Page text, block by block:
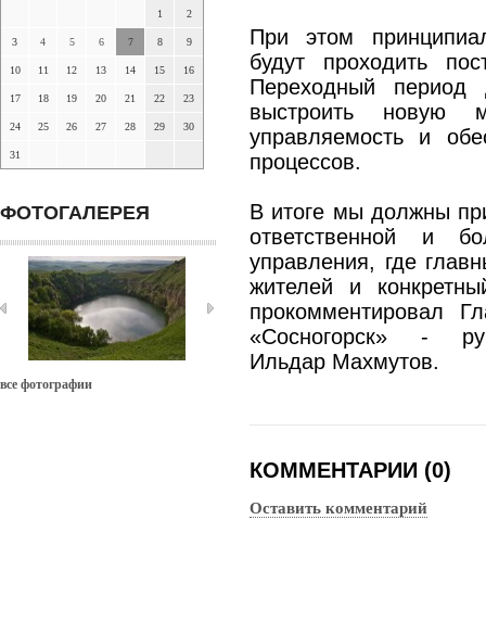
1 2
3 4 5 6 7 8 9
10 11 12 13 14 15 16
17 18 19 20 21 22 23
24 25 26 27 28 29 30
31
ФОТОГАЛЕРЕЯ
все фотографии
При этом
будут проходить
Переходный период
выстроить новую
управляемость и
процессов.
В итоге мы должны
ответственной и
управления, где
жителей и
прокомментировал
«Сосногорск» -
Ильдар Махмутов.
КОММЕНТАРИИ (0)
Оставить комментарий